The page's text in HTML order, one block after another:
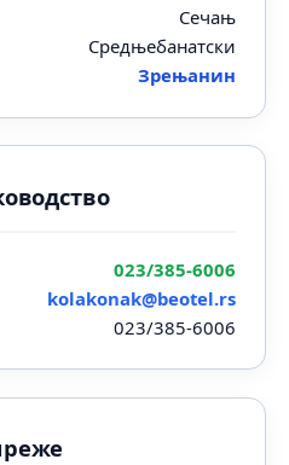
Сечањ
Средњебанатски
Зрењанин
023/385-6006
kolakonak@beotel.rs
023/385-6006